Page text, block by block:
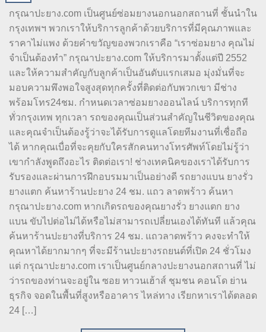
กรุณาปะยาง.com เป็นศูนย์ซ่อมยางนอกนอกสถานที่ ชั้นนำใน
กรุงเทพฯ พวกเราให้บริการลูกค้าด้วยบริการที่มีคุณภาพและ
ราคาไม่แพง ด้วยคำขวัญของพวกเราคือ “เราซ่อมยาง คุณไม่
จำเป็นต้องทำ” กรุณาปะยาง.com ให้บริการมาตั้งแต่ปี 2552
และให้ความสำคัญกับลูกค้าเป็นอันดับแรกเสมอ มุ่งมั่นที่จะ
มอบความพึงพอใจสูงสุดทุกครั้งที่ติดต่อกับพวกเขา มีช่าง
พร้อมโทร24ชม. กำหนดเวลาซ่อมยางออนไลน์ บริการทุกที
ทั่วกรุงเทพ ทุกเวลา รถของคุณเป็นส่วนสำคัญในชีวิตของคุณ
และคุณจำเป็นต้องรู้ว่าจะได้รับการดูแลโดยทีมงานที่เชื่อถือ
ได้ หากคุณเบื่อที่จะคุยกับใครสักคนทางโทรศัพท์โดยไม่รู้ว่า
เขากำลังพูดถึงอะไร ติดต่อเรา! ช่างเทคนิคของเราได้รับการ
รับรองและผ่านการฝึกอบรมมาเป็นอย่างดี รถยางแบน ยางรั่ว
ยางแตก ค้นหาร้านปะยาง 24 ชม. แถว ลาดพร้าว ค้นหา
กรุณาปะยาง.com หากเกิดรถของคุณยางรั่ว ยางแตก ยาง
แบน ขับไปต่อไม่ได้หรือไม่สามารถเปลี่ยนเองได้ทันที แล้วคุณ
ค้นหาร้านปะยางที่บริการ 24 ชม. แถวลาดพร้าว คงจะทำให้
คุณหาได้ยากมากๆ ที่จะมีร้านปะยางรถยนต์ที่เปิด 24 ชั่วโมง
แต่ กรุณาปะยาง.com เราเป็นศูนย์กลางปะยางนอกสถานที่ ไม่
ว่ารถของท่านจะอยู่ใน ซอย ทาวนเฮ้าส์ ชุมชน คอนโด ย่าน
ธุรกิจ จอดในพื้นที่สูงหรืออาคาร ไหล่ทาง เรียกหาเราได้ตลอด
24 […]